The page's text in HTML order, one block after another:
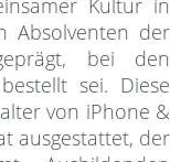
Kultur in
Absolventen der
bei den
sei. Diese
von iPhone &
ausgestattet, der